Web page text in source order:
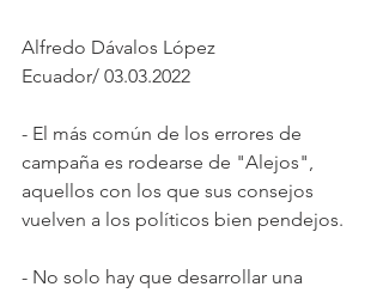
Alfredo Dávalos López
Ecuador/ 03.03.2022
- El más común de los errores de
campaña es rodearse de "Alejos",
aquellos con los que sus consejos
vuelven a los políticos bien pendejos.
- No solo hay que desarrollar una